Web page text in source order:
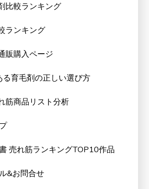
比較ランキング
ランキング
販購入ページ
育毛剤の正しい選び方
筋商品リスト分析
売れ筋ランキングTOP10作品
&お問合せ